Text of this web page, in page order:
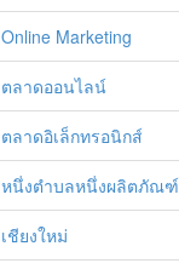
Online Marketing
ตลาดออนไลน์
ตลาดอิเล็กทรอนิกส์
หนึ่งตำบลหนึ่งผลิตภัณฑ์
เชียงใหม่